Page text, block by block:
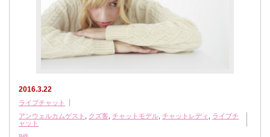
2016.3.22
ライブチャット
アンウェルカムゲスト , クズ客, チャットモデル, チャットレディ , ライブチ
ャット